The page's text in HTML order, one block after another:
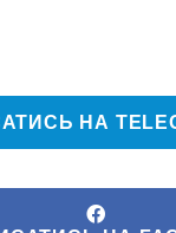
НА